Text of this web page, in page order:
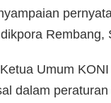
Rembang,
Umum
dalam